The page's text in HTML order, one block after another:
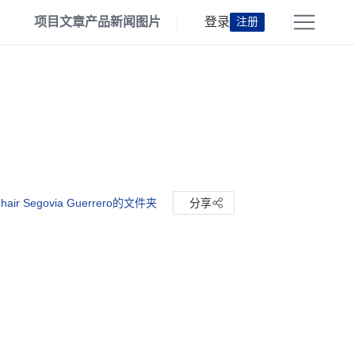
项目文章产品新闻 图片 登录 注册
Segovia Guerrero的文件夹 分享